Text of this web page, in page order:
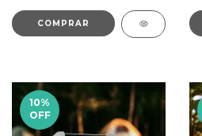
COMPRAR
10%
OFF